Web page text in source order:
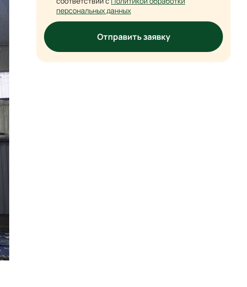
персональных данных
Отправить заявку